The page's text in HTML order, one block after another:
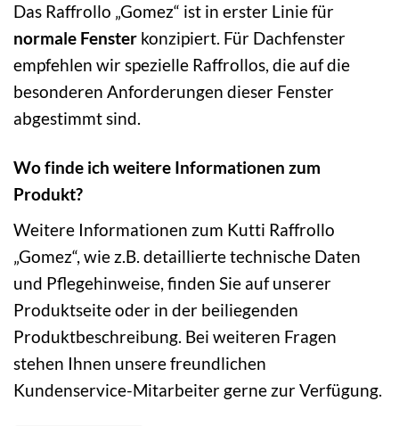
Das Raffrollo „Gomez“ ist in erster Linie für
normale Fenster konzipiert. Für Dachfenster
empfehlen wir spezielle Raffrollos, die auf die
besonderen Anforderungen dieser Fenster
abgestimmt sind.
Wo finde ich weitere Informationen zum
Produkt?
Weitere Informationen zum Kutti Raffrollo
„Gomez“, wie z.B. detaillierte technische Daten
und Pflegehinweise, finden Sie auf unserer
Produktseite oder in der beiliegenden
Produktbeschreibung. Bei weiteren Fragen
stehen Ihnen unsere freundlichen
Kundenservice-Mitarbeiter gerne zur Verfügung.